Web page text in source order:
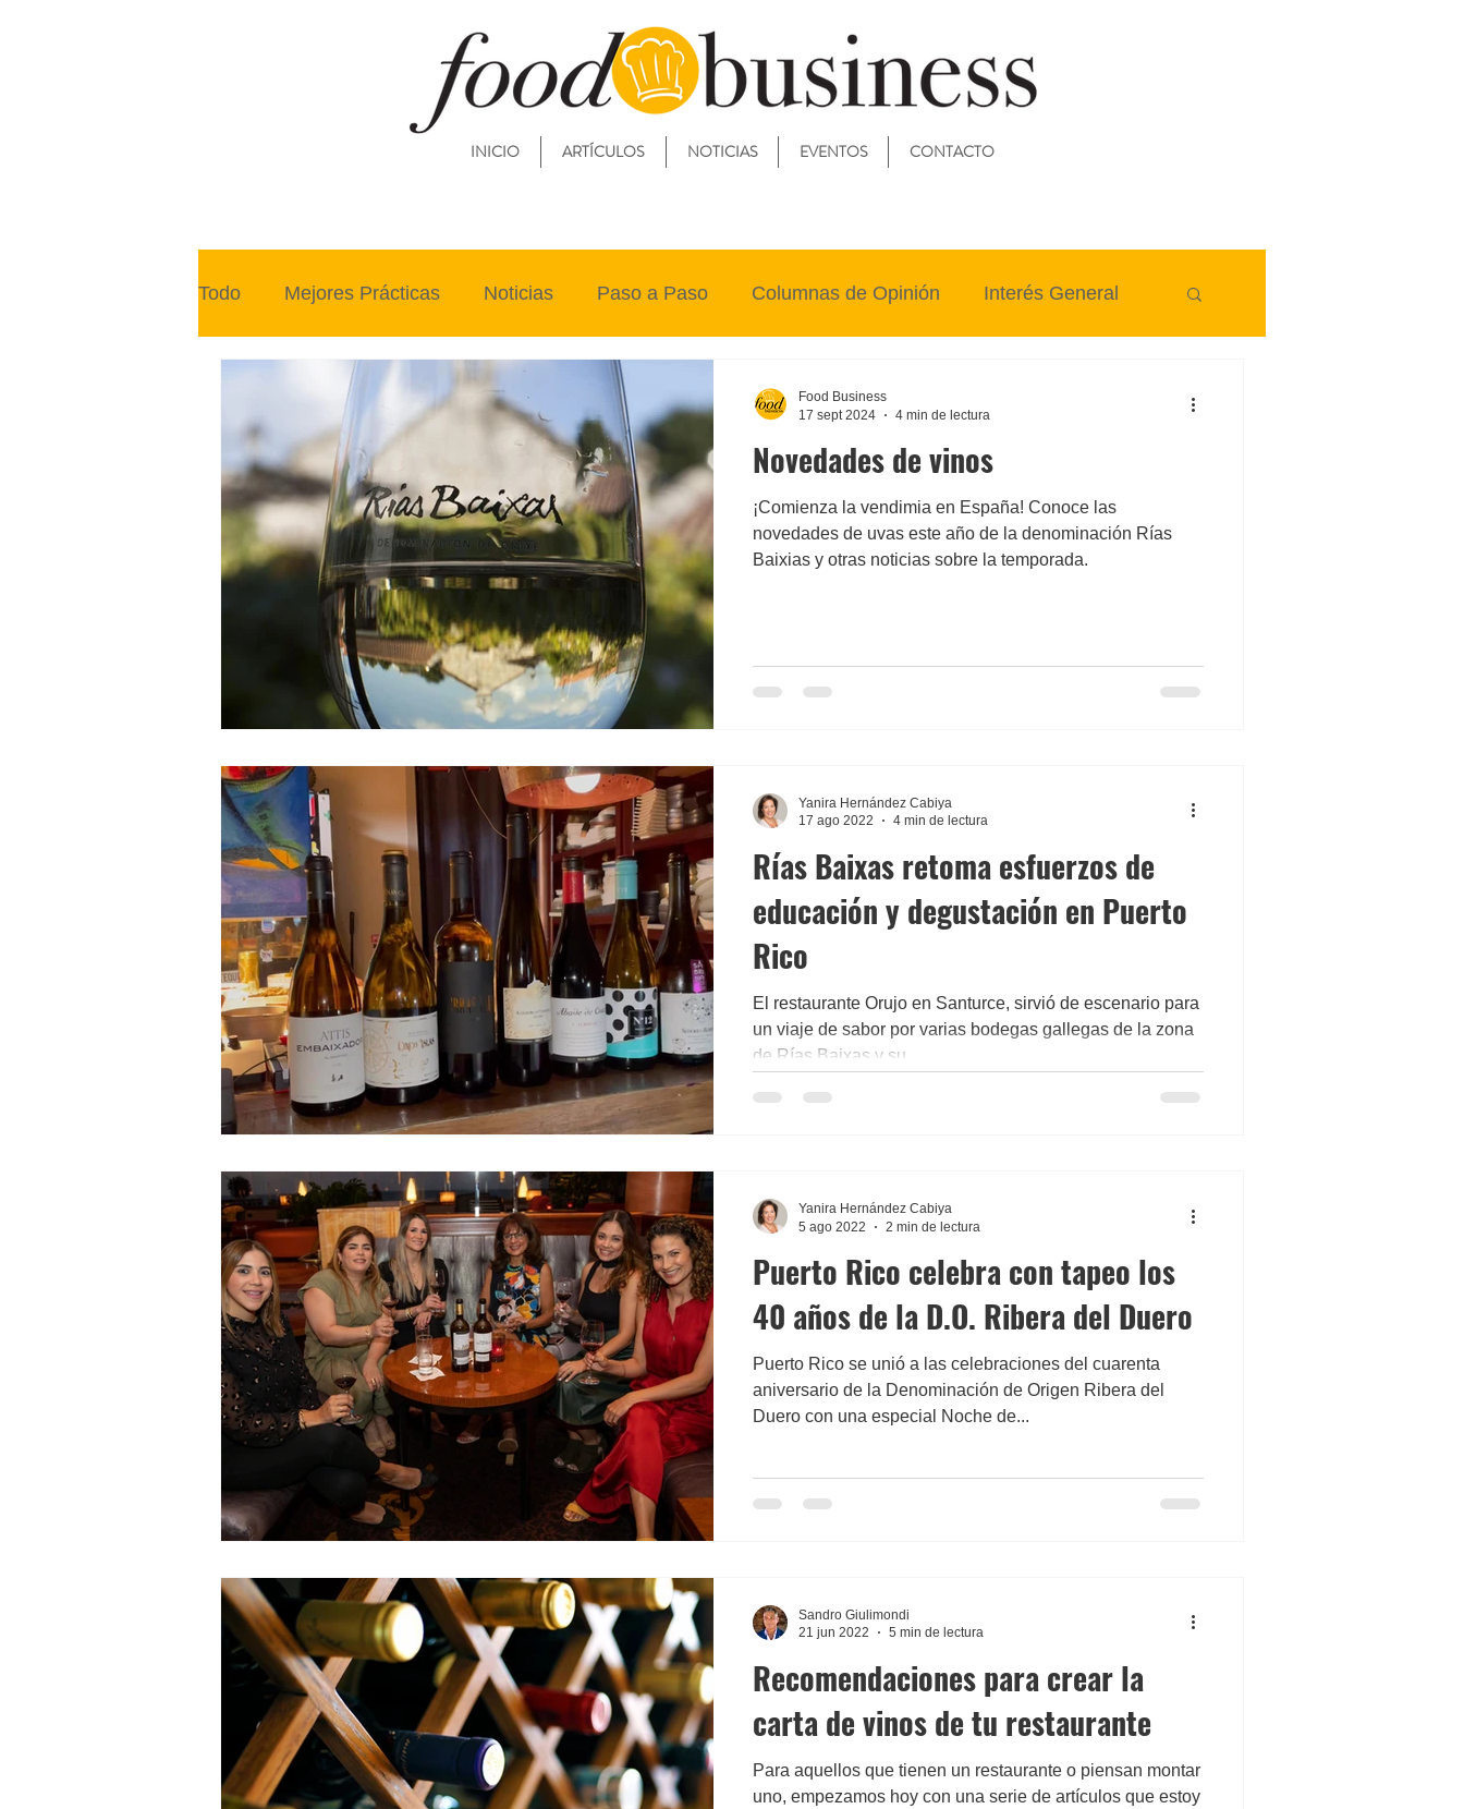
INICIO ARTÍCULOS NOTICIAS EVENTOS CONTACTO
Todo Mejores Prácticas Noticias Paso a Paso Columnas de Opinión Interés General
Novedades de vinos
¡Comienza la vendimia en España! Conoce las
novedades de uvas este año de la denominación Rías
Baixias y otras noticias sobre la temporada.
Food Business
17 sept 2024
4 min de lectura
Rías Baixas retoma esfuerzos de
educación y degustación en Puerto
Rico
El restaurante Orujo en Santurce, sirvió de escenario para
un viaje de sabor por varias bodegas gallegas de la zona
de Rías Baixas y su...
Yanira Hernández Cabiya
17 ago 2022
4 min de lectura
Puerto Rico celebra con tapeo los
40 años de la D.O. Ribera del Duero
Puerto Rico se unió a las celebraciones del cuarenta
aniversario de la Denominación de Origen Ribera del
Duero con una especial Noche de...
Yanira Hernández Cabiya
5 ago 2022
2 min de lectura
Recomendaciones para crear la
carta de vinos de tu restaurante
Para aquellos que tienen un restaurante o piensan montar
uno, empezamos hoy con una serie de artículos que estoy
Sandro Giulimondi
21 jun 2022
5 min de lectura